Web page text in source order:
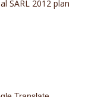
SARL 2012 plan